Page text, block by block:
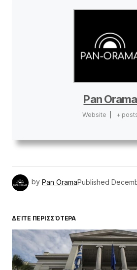
Pan Orama
Website +
by Pan OramaPublished
ΔΕΊΤΕ ΠΕΡΙΣΣΌΤΕΡΑ